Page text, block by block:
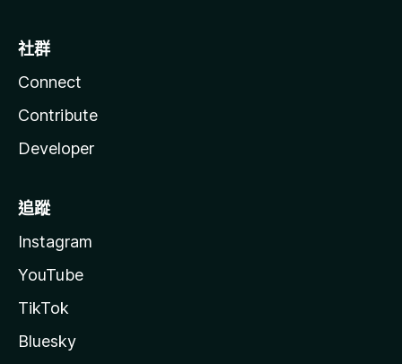
社群
Connect
Contribute
Developer
追蹤
Instagram
YouTube
TikTok
Bluesky